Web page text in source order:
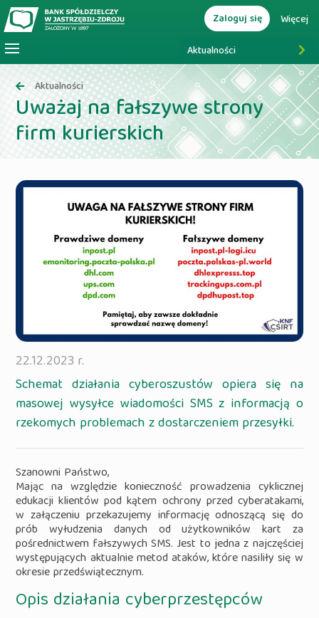
Aktualności
Zaloguj się Więcej
Aktualności
Uważaj na fałszywe strony
firm kurierskich
22.12.2023 r.
Schemat działania cyberoszustów opiera się na
masowej wysyłce wiadomości SMS z informacją o
rzekomych problemach z dostarczeniem przesyłki.
Szanowni Państwo,
Mając na względzie konieczność prowadzenia cyklicznej
edukacji klientów pod kątem ochrony przed cyberatakami,
w załączeniu przekazujemy informację odnoszącą się do
prób wyłudzenia danych od użytkowników kart za
pośrednictwem fałszywych SMS. Jest to jedna z najczęściej
występujących aktualnie metod ataków, które nasiliły się w
okresie przedświątecznym.
Opis działania cyberprzestępców